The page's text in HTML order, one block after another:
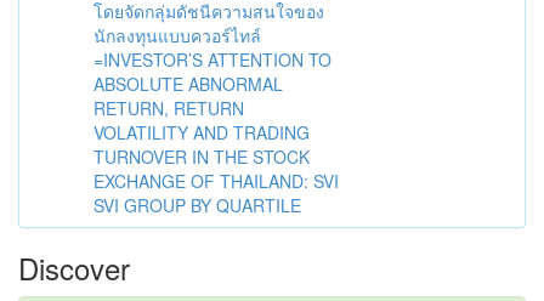
โดยจัดกลุ่มดัชนีความสนใจของ
นักลงทุนแบบควอร์ไทล์
=INVESTOR’S ATTENTION TO
ABSOLUTE ABNORMAL
RETURN, RETURN
VOLATILITY AND TRADING
TURNOVER IN THE STOCK
EXCHANGE OF THAILAND: SVI
SVI GROUP BY QUARTILE
Discover